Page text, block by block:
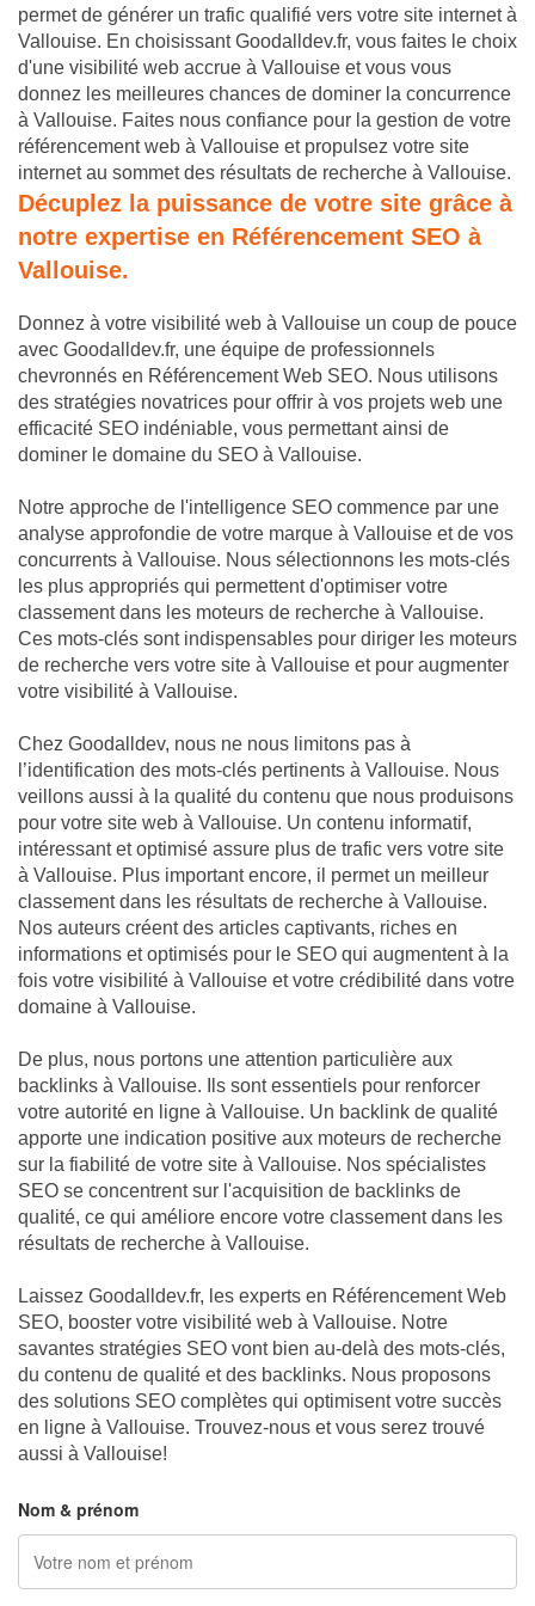
permet de générer un trafic qualifié vers votre site internet à
Vallouise. En choisissant Goodalldev.fr, vous faites le choix
d'une visibilité web accrue à Vallouise et vous vous
donnez les meilleures chances de dominer la concurrence
à Vallouise. Faites nous confiance pour la gestion de votre
référencement web à Vallouise et propulsez votre site
internet au sommet des résultats de recherche à Vallouise.
Décuplez la puissance de votre site grâce à
notre expertise en Référencement SEO à
Vallouise.
Donnez à votre visibilité web à Vallouise un coup de pouce
avec Goodalldev.fr, une équipe de professionnels
chevronnés en Référencement Web SEO. Nous utilisons
des stratégies novatrices pour offrir à vos projets web une
efficacité SEO indéniable, vous permettant ainsi de
dominer le domaine du SEO à Vallouise.
Notre approche de l'intelligence SEO commence par une
analyse approfondie de votre marque à Vallouise et de vos
concurrents à Vallouise. Nous sélectionnons les mots-clés
les plus appropriés qui permettent d'optimiser votre
classement dans les moteurs de recherche à Vallouise.
Ces mots-clés sont indispensables pour diriger les moteurs
de recherche vers votre site à Vallouise et pour augmenter
votre visibilité à Vallouise.
Chez Goodalldev, nous ne nous limitons pas à
l’identification des mots-clés pertinents à Vallouise. Nous
veillons aussi à la qualité du contenu que nous produisons
pour votre site web à Vallouise. Un contenu informatif,
intéressant et optimisé assure plus de trafic vers votre site
à Vallouise. Plus important encore, il permet un meilleur
classement dans les résultats de recherche à Vallouise.
Nos auteurs créent des articles captivants, riches en
informations et optimisés pour le SEO qui augmentent à la
fois votre visibilité à Vallouise et votre crédibilité dans votre
domaine à Vallouise.
De plus, nous portons une attention particulière aux
backlinks à Vallouise. Ils sont essentiels pour renforcer
votre autorité en ligne à Vallouise. Un backlink de qualité
apporte une indication positive aux moteurs de recherche
sur la fiabilité de votre site à Vallouise. Nos spécialistes
SEO se concentrent sur l'acquisition de backlinks de
qualité, ce qui améliore encore votre classement dans les
résultats de recherche à Vallouise.
Laissez Goodalldev.fr, les experts en Référencement Web
SEO, booster votre visibilité web à Vallouise. Notre
savantes stratégies SEO vont bien au-delà des mots-clés,
du contenu de qualité et des backlinks. Nous proposons
des solutions SEO complètes qui optimisent votre succès
en ligne à Vallouise. Trouvez-nous et vous serez trouvé
aussi à Vallouise!
Nom & prénom